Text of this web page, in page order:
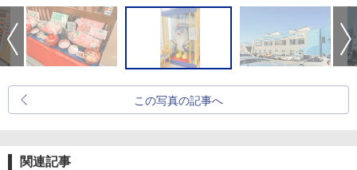
この写真の記事へ
関連記事